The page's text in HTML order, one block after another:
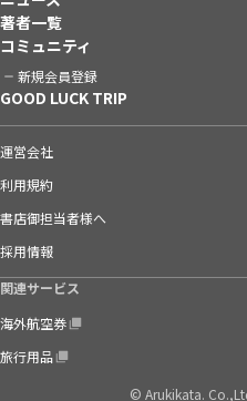
著者一覧
コミュニティ
新規会員登録
GOOD LUCK TRIP
運営会社
利用規約
書店御担当者様へ
採用情報
関連サービス
海外航空券
旅行用品
© Arukikata.